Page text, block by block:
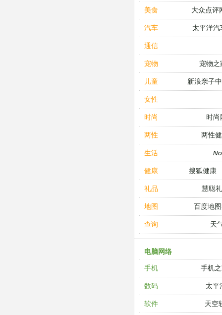
美食 大众点评
汽车 太平洋汽
通信
宠物 宠物之
儿童 新浪亲子
女性
时尚 时尚
两性 两性
生活
健康 搜狐健康
礼品 慧聪
地图 百度地
查询 天
电脑网络
手机
手机
数码 太平
软件 天空